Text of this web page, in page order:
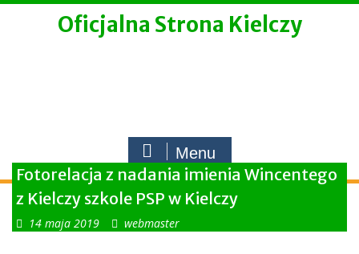
Skip
Oficjalna Strona Kielczy
Menu
Fotorelacja z nadania imienia Wincentego
z Kielczy szkole PSP w Kielczy
14 maja 2019 webmaster